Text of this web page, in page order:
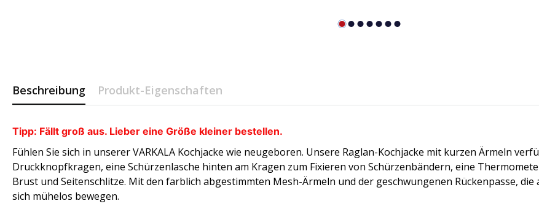
Beschreibung Produkt-Eigenschaften
Tipp: Fällt groß aus. Lieber eine Größe kleiner bestellen.
Fühlen Sie sich in unserer VARKALA Kochjacke wie neugeboren. Unsere Raglan-Kochjacke mit kurzen Ärmeln
Druckknopfkragen, eine Schürzenlasche hinten am Kragen zum Fixieren von Schürzenbändern, eine
Brust und Seitenschlitze. Mit den farblich abgestimmten Mesh-Ärmeln und der geschwungenen Rückenpasse,
sich mühelos bewegen.